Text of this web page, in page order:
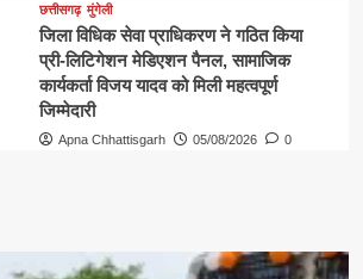
छत्तीसगढ़ मुंगेली
जिला विधिक सेवा प्राधिकरण ने गठित किया
प्री-लिटिगेशन मेडिएशन पैनल, सामाजिक
कार्यकर्ता विजय यादव को मिली महत्वपूर्ण
जिम्मेदारी
Apna Chhattisgarh 05/08/2026 0